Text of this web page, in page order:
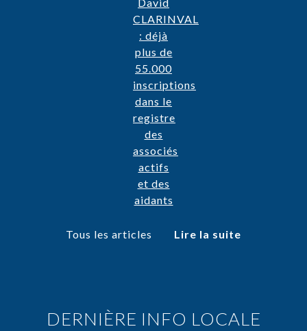
Tous les articles Lire la suite
DERNIÈRE INFO LOCALE